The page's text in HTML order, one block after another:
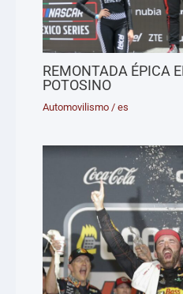
REMONTADA ÉPICA
POTOSINO
Automovilismo /es